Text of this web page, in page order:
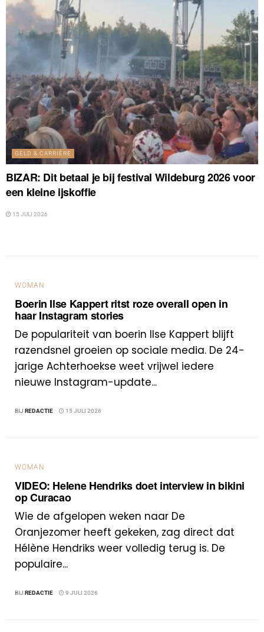
GELD & CARRIÈRE
BIZAR: Dit betaal je bij festival Wildeburg 2026 voor
een kleine ijskoffie
15 JULI 2026
WOMAN
Boerin Ilse Kappert ritst roze overall open in
haar Instagram stories
De populariteit van boerin Ilse Kappert blijft
razendsnel groeien op sociale media. De 24-
jarige Achterhoekse weet vrijwel iedere
nieuwe Instagram-update...
BIJ REDACTIE 15 JULI 2026
WOMAN
VIDEO: Helene Hendriks doet interview in bikini
op Curacao
Wie de afgelopen weken naar De
Oranjezomer heeft gekeken, zag direct dat
Hélène Hendriks weer volledig terug is. De
populaire...
BIJ REDACTIE 9 JULI 2026